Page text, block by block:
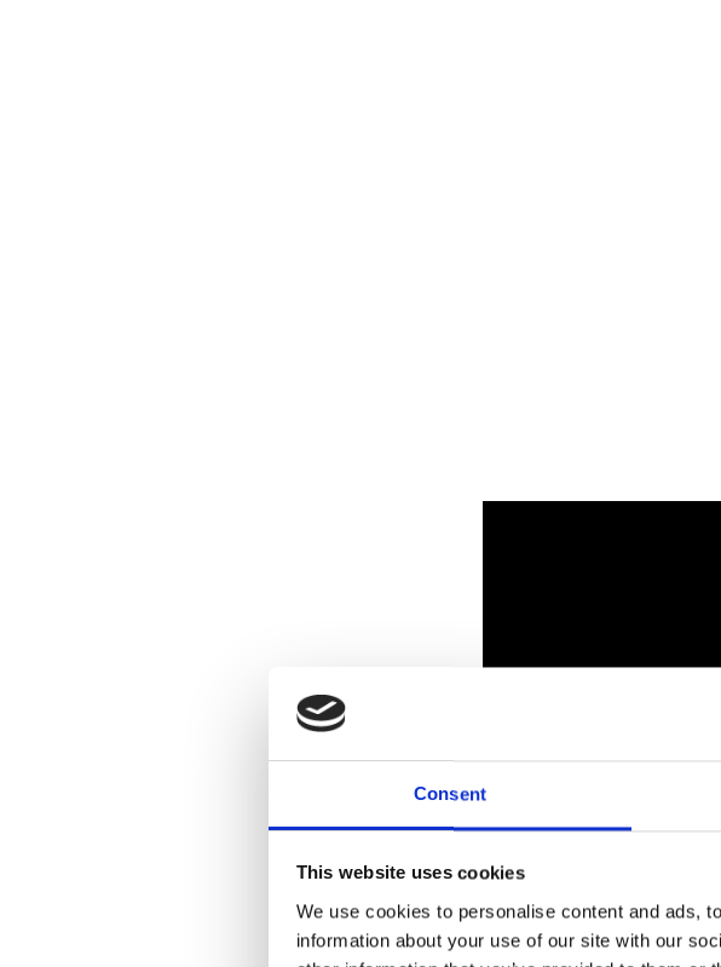
Consent
This website uses cookies
We use cookies to personalise content and ads,
information about your use of our site with our